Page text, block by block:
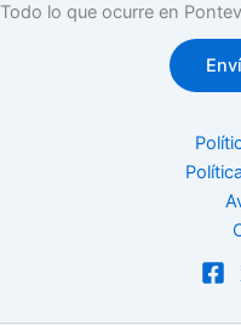
Todo lo que ocurre en